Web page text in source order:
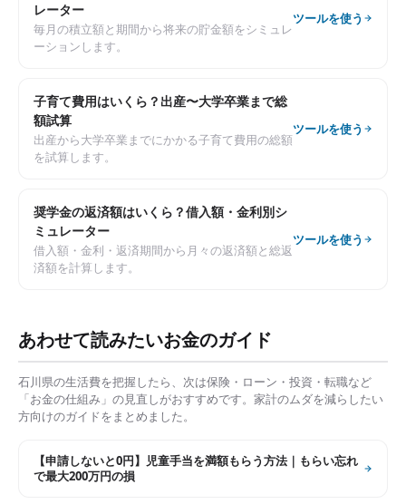
レーター
毎月の積立額と期間から将来の貯金額をシミュレ
ーションします。
ツールを使う
子育て費用はいくら？出産〜大学卒業まで総
額試算
出産から大学卒業までにかかる子育て費用の総額
を試算します。
ツールを使う
奨学金の返済額はいくら？借入額・金利別シ
ミュレーター
借入額・金利・返済期間から月々の返済額と総返
済額を計算します。
ツールを使う
あわせて読みたいお金のガイド
石川県の生活費を把握したら、次は保険・ローン・投資・転職など
「お金の仕組み」の見直しがおすすめです。家計のムダを減らしたい
方向けのガイドをまとめました。
【申請しないと0円】児童手当を満額もらう方法｜もらい忘れ
で最大200万円の損